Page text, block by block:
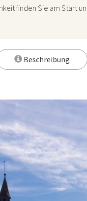
finden Sie am Start
Beschreibung